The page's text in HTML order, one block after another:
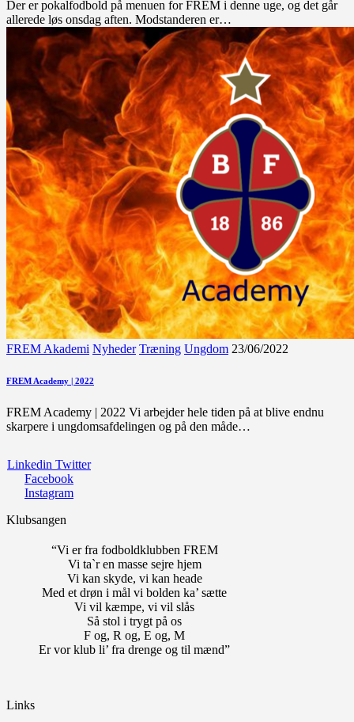
Der er pokalfodbold på menuen for FREM i denne uge, og det går
allerede løs onsdag aften. Modstanderen er…
FREM Akademi Nyheder Træning Ungdom 23/06/2022
FREM Academy | 2022
FREM Academy | 2022 Vi arbejder hele tiden på at blive endnu
skarpere i ungdomsafdelingen og på den måde…
Linkedin Twitter
Facebook
Instagram
Klubsangen
“Vi er fra fodboldklubben FREM
Vi ta`r en masse sejre hjem
Vi kan skyde, vi kan heade
Med et drøn i mål vi bolden ka’ sætte
Vi vil kæmpe, vi vil slås
Så stol i trygt på os
F og, R og, E og, M
Er vor klub li’ fra drenge og til mænd”
Links